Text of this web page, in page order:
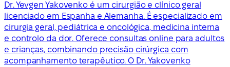
Dr. Yevgen Yakovenko é um cirurgião e clínico geral
licenciado em Espanha e Alemanha. É especializado em
cirurgia geral, pediátrica e oncológica, medicina interna
e controlo da dor. Oferece consultas online para adultos
e crianças, combinando precisão cirúrgica com
acompanhamento terapêutico. O Dr. Yakovenko